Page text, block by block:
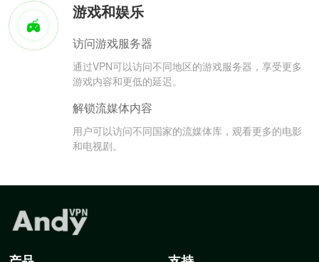
游戏和娱乐
访问游戏服务器
通过VPN可以访问不同地区的游戏服务器，享受更多
游戏内容和更低的延迟。
解锁流媒体内容
用户可以访问不同国家的流媒体库，观看更多的电影
和电视剧。